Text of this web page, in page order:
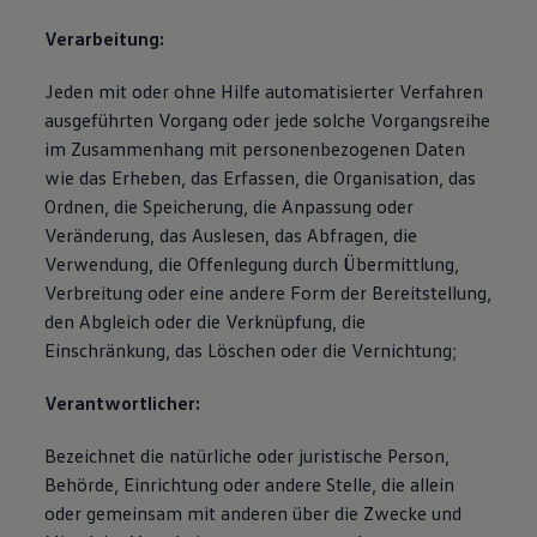
Lifestyle
Familie
Volkswagen R
Pannen- und Unfallhilfe
Volkswagen Kundenbetreuung
Verarbeitung:
Jeden mit oder ohne Hilfe automatisierter Verfahren
ausgeführten Vorgang oder jede solche Vorgangsreihe
im Zusammenhang mit personenbezogenen Daten
wie das Erheben, das Erfassen, die Organisation, das
Ordnen, die Speicherung, die Anpassung oder
Veränderung, das Auslesen, das Abfragen, die
Verwendung, die Offenlegung durch Übermittlung,
Verbreitung oder eine andere Form der Bereitstellung,
den Abgleich oder die Verknüpfung, die
Einschränkung, das Löschen oder die Vernichtung;
Verantwortlicher:
Bezeichnet die natürliche oder juristische Person,
Behörde, Einrichtung oder andere Stelle, die allein
oder gemeinsam mit anderen über die Zwecke und